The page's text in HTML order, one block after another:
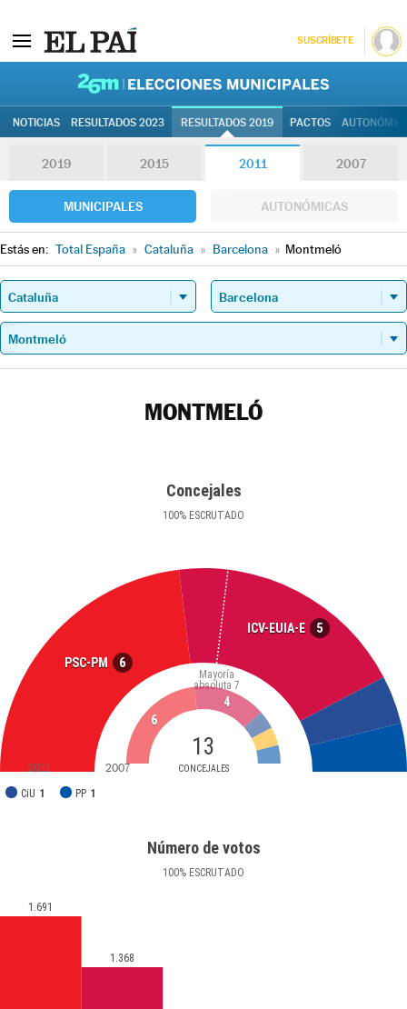
SUSCRÍBETE
NOTICIAS RESULTADOS 2023 RESULTADOS 2019 PACTOS
2019 2015 2011 2007
MUNICIPALES AUTONÓMICAS
Estás en: Total España » Cataluña » Barcelona » Montmeló
MONTMELÓ
Concejales
100% ESCRUTADO
PSC-PM 6
ICV-EUIA-E 5
13
CONCEJALES
Mayoría
absoluta 7
CiU 1 PP 1
6
4
2011 2007
Número de votos
100% ESCRUTADO
1.691
1.368